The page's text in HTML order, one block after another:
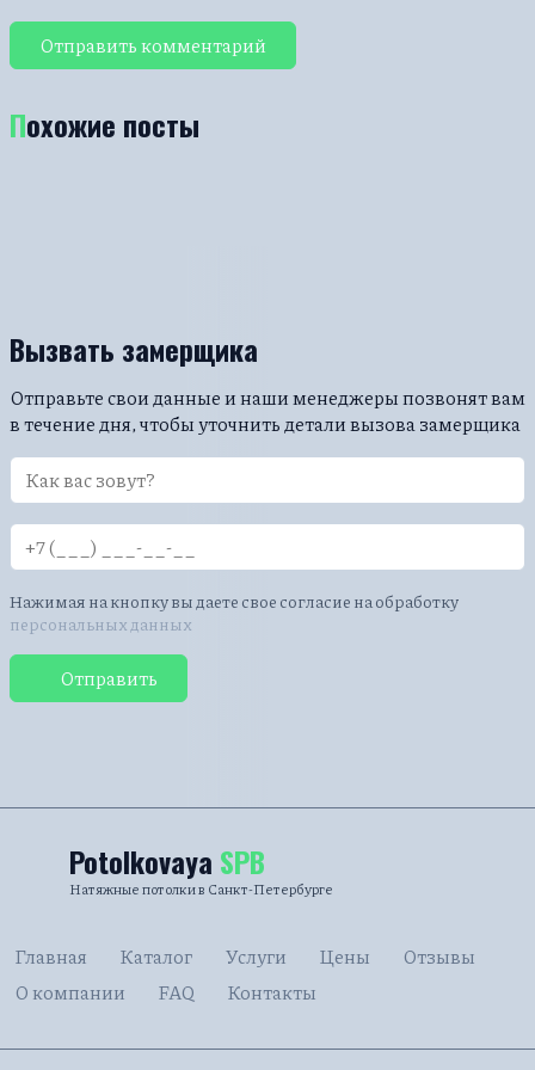
Похожие посты
Вызвать замерщика
Отправьте свои данные и наши менеджеры позвонят вам
в течение дня, чтобы уточнить детали вызова замерщика
Нажимая на кнопку вы даете свое согласие на обработку
персональных данных
Отправить
Potolkovaya SPB
Натяжные потолки в Санкт-Петербурге
Главная Каталог Услуги Цены
Отзывы
О компании
FAQ Контакты